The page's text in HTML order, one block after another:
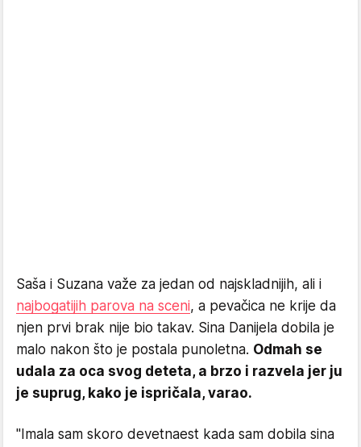
Saša i Suzana važe za jedan od najskladnijih, ali i
najbogatijih parova na sceni, a pevačica ne krije da
njen prvi brak nije bio takav. Sina Danijela dobila je
malo nakon što je postala punoletna. Odmah se
udala za oca svog deteta, a brzo i razvela jer ju
je suprug, kako je ispričala, varao.
"Imala sam skoro devetnaest kada sam dobila sina